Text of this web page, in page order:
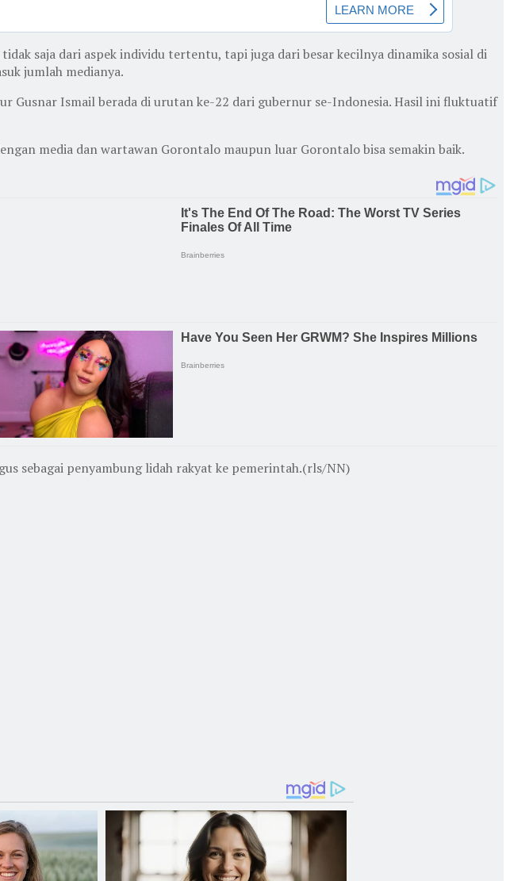
saja dari aspek individu tertentu, tapi juga dari besar kecilnya dinamika sosial di
jumlah medianya.
Gusnar Ismail berada di urutan ke-22 dari gubernur se-Indonesia. Hasil ini fluktuatif
media dan wartawan Gorontalo maupun luar Gorontalo bisa semakin baik.
sebagai penyambung lidah rakyat ke pemerintah.(rls/NN)